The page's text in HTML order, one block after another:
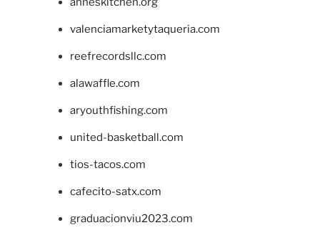
valenciamarketytaqueria.com
reefrecordsllc.com
alawaffle.com
aryouthfishing.com
united-basketball.com
tios-tacos.com
cafecito-satx.com
graduacionviu2023.com